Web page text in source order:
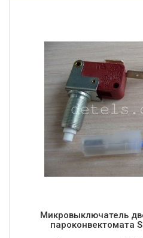
Микровыключатель
пароконвектомата